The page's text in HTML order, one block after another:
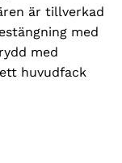
är tillverkad
med
med
huvudfack